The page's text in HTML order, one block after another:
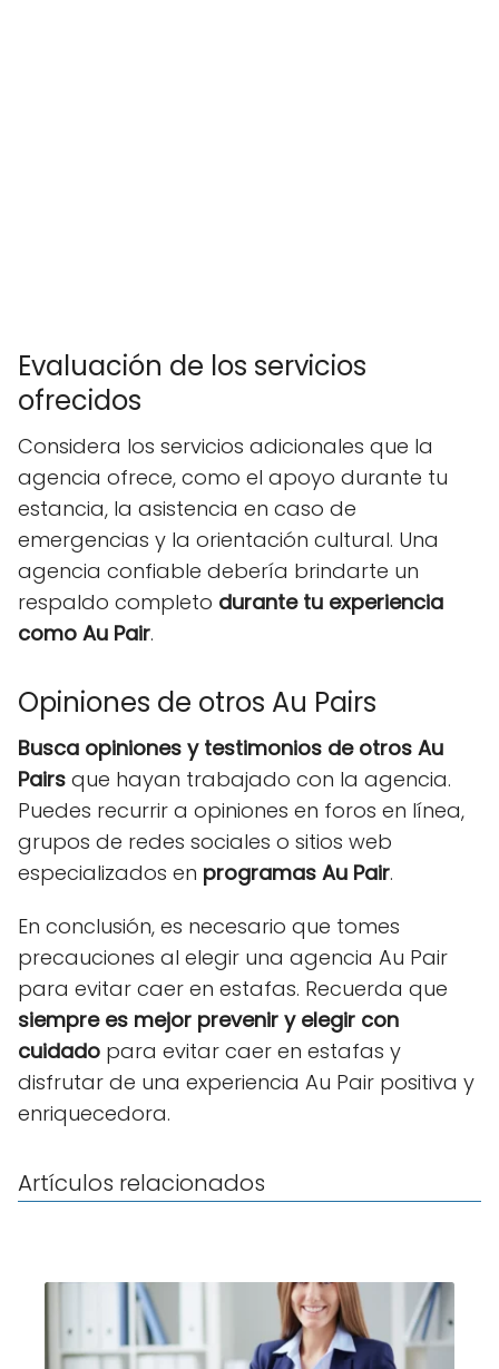
Evaluación de los servicios
ofrecidos
Considera los servicios adicionales que la
agencia ofrece, como el apoyo durante tu
estancia, la asistencia en caso de
emergencias y la orientación cultural. Una
agencia confiable debería brindarte un
respaldo completo durante tu experiencia
como Au Pair.
Opiniones de otros Au Pairs
Busca opiniones y testimonios de otros Au
Pairs que hayan trabajado con la agencia.
Puedes recurrir a opiniones en foros en línea,
grupos de redes sociales o sitios web
especializados en programas Au Pair.
En conclusión, es necesario que tomes
precauciones al elegir una agencia Au Pair
para evitar caer en estafas. Recuerda que
siempre es mejor prevenir y elegir con
cuidado para evitar caer en estafas y
disfrutar de una experiencia Au Pair positiva y
enriquecedora.
Artículos relacionados